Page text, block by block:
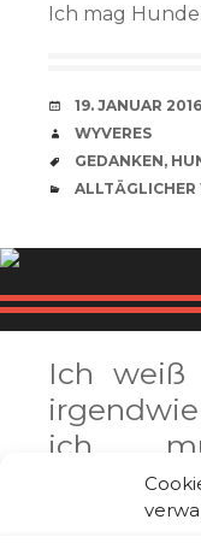
Ich mag Hunde.
VERABREDUNG
19. JANUAR 2016
VERFASSER
WYVERES
GEDANKEN,
CATEGORIES
ALLTÄGLICHER
Ich weiß
ich
meinem